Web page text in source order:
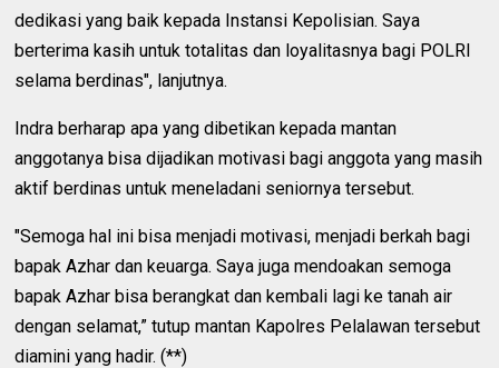
dedikasi yang baik kepada Instansi Kepolisian. Saya
berterima kasih untuk totalitas dan loyalitasnya bagi POLRI
selama berdinas", lanjutnya.
Indra berharap apa yang dibetikan kepada mantan
anggotanya bisa dijadikan motivasi bagi anggota yang masih
aktif berdinas untuk meneladani seniornya tersebut.
"Semoga hal ini bisa menjadi motivasi, menjadi berkah bagi
bapak Azhar dan keuarga. Saya juga mendoakan semoga
bapak Azhar bisa berangkat dan kembali lagi ke tanah air
dengan selamat,” tutup mantan Kapolres Pelalawan tersebut
diamini yang hadir. (**)